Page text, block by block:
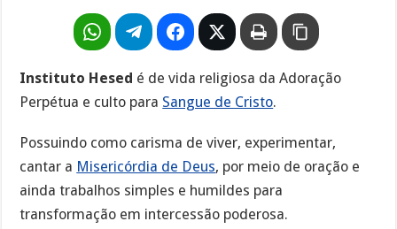
Instituto Hesed é de vida religiosa da Adoração
Perpétua e culto para Sangue de Cristo.
Possuindo como carisma de viver, experimentar,
cantar a Misericórdia de Deus, por meio de oração e
ainda trabalhos simples e humildes para
transformação em intercessão poderosa.